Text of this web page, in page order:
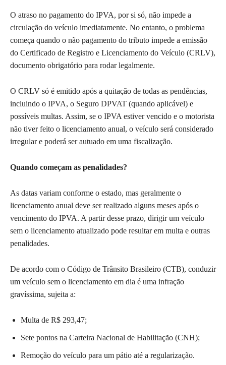
O atraso no pagamento do IPVA, por si só, não impede a
circulação do veículo imediatamente. No entanto, o problema
começa quando o não pagamento do tributo impede a emissão
do Certificado de Registro e Licenciamento do Veículo (CRLV),
documento obrigatório para rodar legalmente.
O CRLV só é emitido após a quitação de todas as pendências,
incluindo o IPVA, o Seguro DPVAT (quando aplicável) e
possíveis multas. Assim, se o IPVA estiver vencido e o motorista
não tiver feito o licenciamento anual, o veículo será considerado
irregular e poderá ser autuado em uma fiscalização.
Quando começam as penalidades?
As datas variam conforme o estado, mas geralmente o
licenciamento anual deve ser realizado alguns meses após o
vencimento do IPVA. A partir desse prazo, dirigir um veículo
sem o licenciamento atualizado pode resultar em multa e outras
penalidades.
De acordo com o Código de Trânsito Brasileiro (CTB), conduzir
um veículo sem o licenciamento em dia é uma infração
gravíssima, sujeita a:
Multa de R$ 293,47;
Sete pontos na Carteira Nacional de Habilitação (CNH);
Remoção do veículo para um pátio até a regularização.